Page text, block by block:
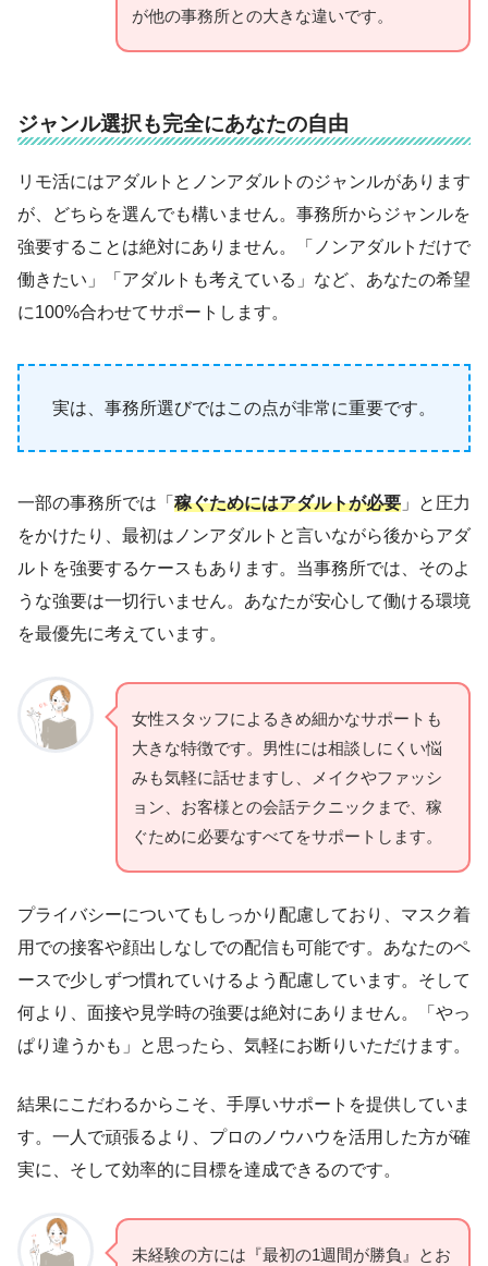
が他の事務所との大きな違いです。
ジャンル選択も完全にあなたの自由
リモ活にはアダルトとノンアダルトのジャンルがあります
が、どちらを選んでも構いません。事務所からジャンルを
強要することは絶対にありません。「ノンアダルトだけで
働きたい」「アダルトも考えている」など、あなたの希望
に100%合わせてサポートします。
実は、事務所選びではこの点が非常に重要です。
一部の事務所では「 稼ぐためにはアダルトが必要 」と圧力
をかけたり、最初はノンアダルトと言いながら後からアダ
ルトを強要するケースもあります。当事務所では、そのよ
うな強要は一切行いません。あなたが安心して働ける環境
を最優先に考えています。
女性スタッフによるきめ細かなサポートも
大きな特徴です。男性には相談しにくい悩
みも気軽に話せますし、メイクやファッシ
ョン、お客様との会話テクニックまで、稼
ぐために必要なすべてをサポートします。
プライバシーについてもしっかり配慮しており、マスク着
用での接客や顔出しなしでの配信も可能です。あなたのペ
ースで少しずつ慣れていけるよう配慮しています。そして
何より、面接や見学時の強要は絶対にありません。「やっ
ぱり違うかも」と思ったら、気軽にお断りいただけます。
結果にこだわるからこそ、手厚いサポートを提供していま
す。一人で頑張るより、プロのノウハウを活用した方が確
実に、そして効率的に目標を達成できるのです。
未経験の方には『最初の1週間が勝負』とお